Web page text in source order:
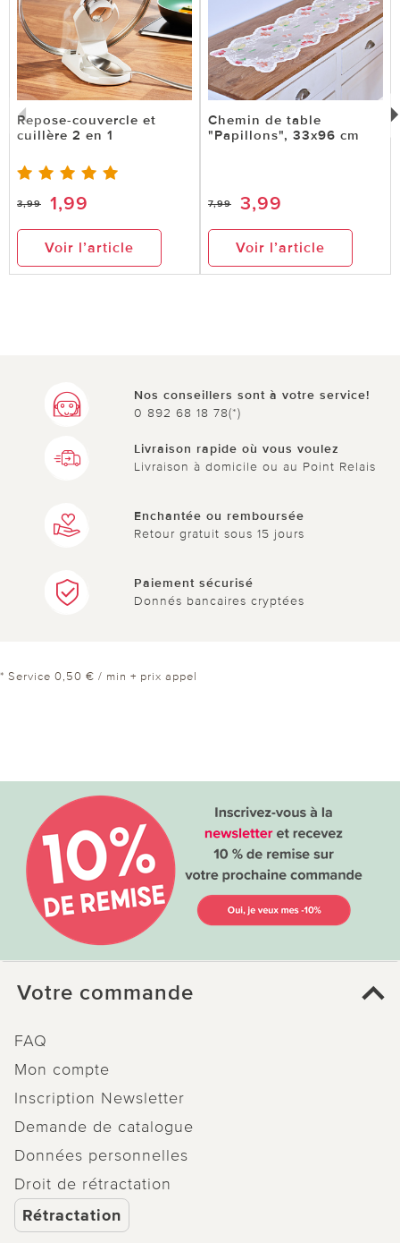
Repose-couvercle et
cuillère 2 en 1
3,99 1,99
Voir l’article
Chemin de table
"Papillons", 33x96 cm
7,99 3,99
Voir l’article
Nos conseillers sont à votre service!
0 892 68 18 78(*)
Livraison rapide où vous voulez
Livraison à domicile ou au Point Relais
Enchantée ou remboursée
Retour gratuit sous 15 jours
Paiement sécurisé
Donnés bancaires cryptées
* Service 0,50 € / min + prix appel
Votre commande
FAQ
Mon compte
Inscription Newsletter
Demande de catalogue
Données personnelles
Droit de rétractation
Rétractation